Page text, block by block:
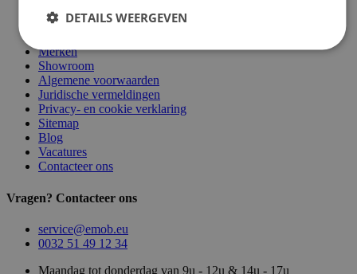
Over ons
Merken
Showroom
Algemene voorwaarden
Juridische vermeldingen
Privacy- en cookie verklaring
Sitemap
Blog
Vacatures
Contacteer ons
Vragen? Contacteer ons
service@emob.eu
0032 51 49 12 34
Maandag tot donderdag van 9u - 12u & 14u - 17u
DETAILS WEERGEVEN